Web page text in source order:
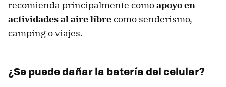
recomienda principalmente comoapoyo en
actividades al aire librecomo senderismo,
camping o viajes.
¿Se puede dañar la batería del celular?